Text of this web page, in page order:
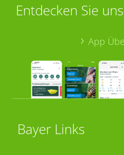
Entdecken Sie
App
Bayer Links